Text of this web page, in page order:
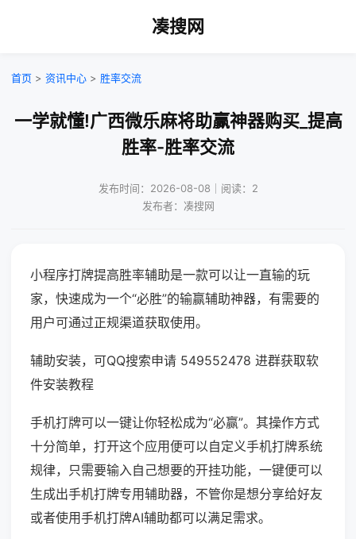
凑搜网
首页 > 资讯中心 > 胜率交流
一学就懂!广西微乐麻将助赢神器购买_提高
胜率-胜率交流
发布时间：2026-08-08｜阅读：2
发布者：凑搜网
小程序打牌提高胜率辅助是一款可以让一直输的玩
家，快速成为一个“必胜”的输赢辅助神器，有需要的
用户可通过正规渠道获取使用。
辅助安装，可QQ搜索申请 549552478 进群获取软
件安装教程
手机打牌可以一键让你轻松成为“必赢”。其操作方式
十分简单，打开这个应用便可以自定义手机打牌系统
规律，只需要输入自己想要的开挂功能，一键便可以
生成出手机打牌专用辅助器，不管你是想分享给好友
或者使用手机打牌AI辅助都可以满足需求。